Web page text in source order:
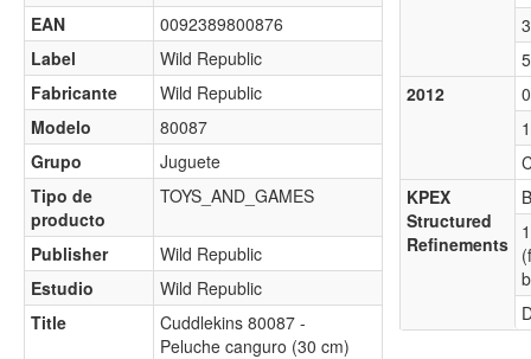
EAN
0092389800876
Label
Wild Republic
Fabricante
Wild Republic
Modelo
80087
Grupo
Juguete
Tipo de
producto
TOYS_AND_GAMES
Publisher
Wild Republic
Estudio
Wild Republic
Title
Cuddlekins 80087 -
Peluche canguro (30 cm)
2012
KPEX
Structured
Refinements